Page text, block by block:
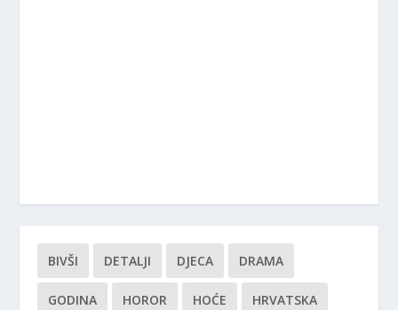
BIVŠI DETALJI DJECA DRAMA
GODINA HOROR HOĆE HRVATSKA